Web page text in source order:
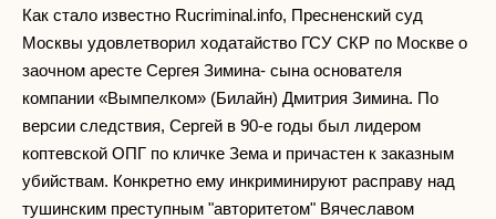
Как стало известно Rucriminal.info, Пресненский суд
Москвы удовлетворил ходатайство ГСУ СКР по Москве о
заочном аресте Сергея Зимина- сына основателя
компании «Вымпелком» (Билайн) Дмитрия Зимина. По
версии следствия, Сергей в 90-е годы был лидером
коптевской ОПГ по кличке Зема и причастен к заказным
убийствам. Конкретно ему инкриминируют расправу над
тушинским преступным "авторитетом" Вячеславом